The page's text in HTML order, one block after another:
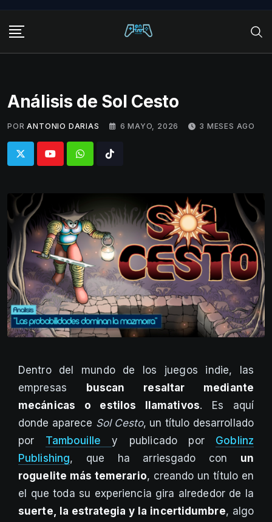
content
Análisis de Sol Cesto
POR ANTONIO DARIAS 6 MAYO, 2026 3 MESES AGO
WhatsappTiktok
Dentro del mundo de los juegos indie, las
empresas
buscan resaltar mediante
mecánicas o estilos llamativos. Es aquí
donde aparece Sol Cesto, un título desarrollado
por Tambouilley publicado por Goblinz
Publishing, que ha arriesgado con un
roguelite más temerario, creando un título en
el que toda su experiencia gira alrededor de la
suerte, la estrategia y la incertidumbre, algo